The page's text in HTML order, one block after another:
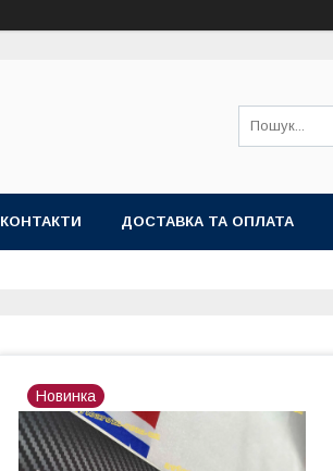
КОНТАКТИ ДОСТАВКА ТА ОПЛАТА
Новинка